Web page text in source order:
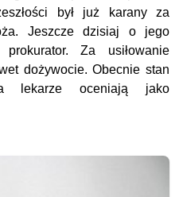
był już karany za
Jeszcze dzisiaj o jego
Za usiłowanie
dożywocie. Obecnie stan
lekarze oceniają jako